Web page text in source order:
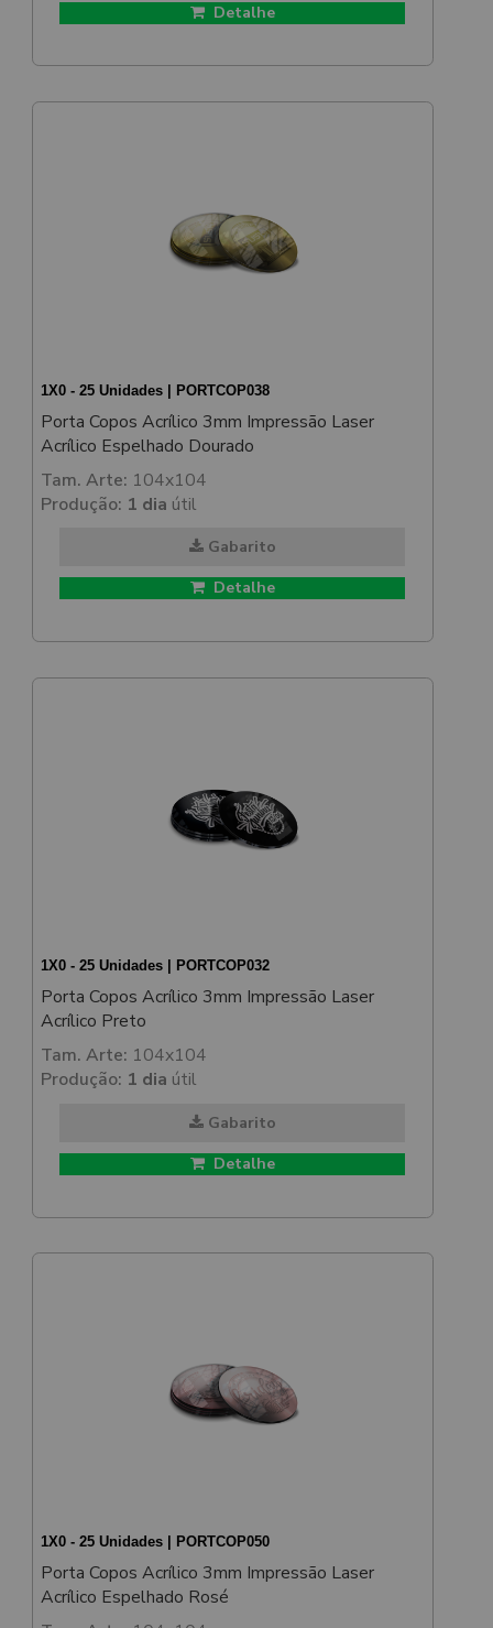
Detalhe
1X0 - 25 Unidades | PORTCOP038
Porta Copos Acrílico 3mm Impressão Laser
Acrílico Espelhado Dourado
Tam. Arte: 104x104
Produção: 1 dia útil
Gabarito
Detalhe
1X0 - 25 Unidades | PORTCOP032
Porta Copos Acrílico 3mm Impressão Laser
Acrílico Preto
Tam. Arte: 104x104
Produção: 1 dia útil
Gabarito
Detalhe
1X0 - 25 Unidades | PORTCOP050
Porta Copos Acrílico 3mm Impressão Laser
Acrílico Espelhado Rosé